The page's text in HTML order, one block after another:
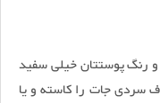
و رنگ پوستتان خیلی سفید
سردی جات را کاسته و یا